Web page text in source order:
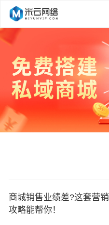
商城销售业绩差?这套营销
攻略能帮你！